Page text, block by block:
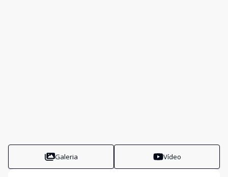
Galeria Vídeo